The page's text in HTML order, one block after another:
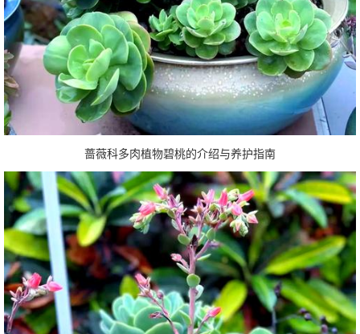
蔷薇科多肉植物碧桃的介绍与养护指南